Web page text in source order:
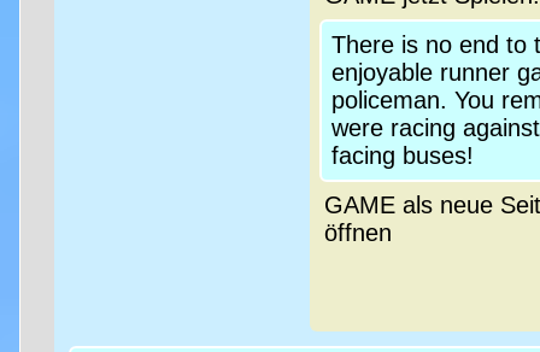
There is no end to
enjoyable runner
policeman. You
were racing
facing buses!
GAME als neue
öffnen